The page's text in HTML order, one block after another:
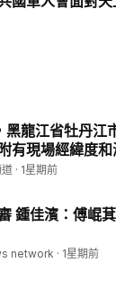
中國｜大時局
龍江省牡丹江
有現場經緯度和
過村莊，淹沒道
大紀元聯合頻道
道 · 1星期前
鍾佳濱：傅崐
network · 1星期前